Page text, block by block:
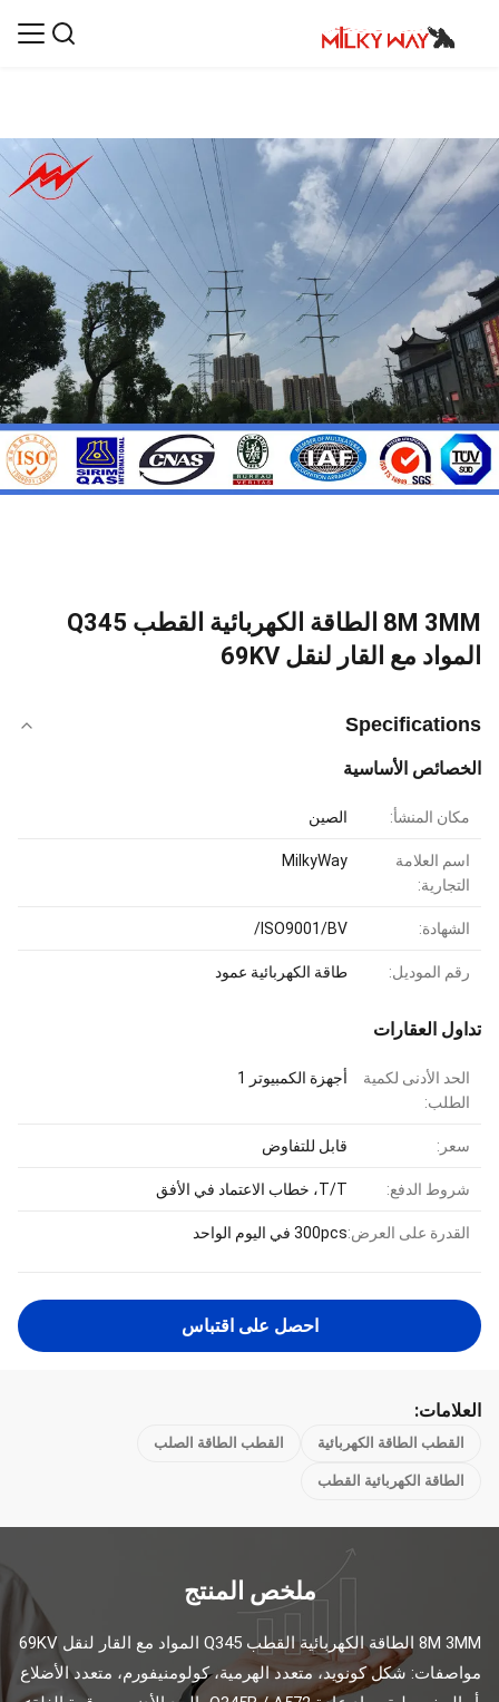
8M 3MM الطاقة الكهربائية القطب Q345
المواد مع القار لنقل 69KV
Specifications
الخصائص الأساسية
مكان المنشأ: الصين
اسم العلامة
التجارية:
MilkyWay
الشهادة: ISO9001/BV/
رقم الموديل: طاقة الكهربائية عمود
تداول العقارات
الحد الأدنى لكمية
الطلب:
أجهزة الكمبيوتر 1
سعر: قابل للتفاوض
شروط الدفع: T/T، خطاب الاعتماد في الأفق
القدرة على العرض:300pcs في اليوم الواحد
احصل على اقتباس
العلامات:
القطب الطاقة الكهربائية القطب الطاقة الصلب
الطاقة الكهربائية القطب
ملخص المنتج